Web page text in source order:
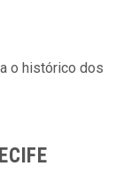
o histórico dos